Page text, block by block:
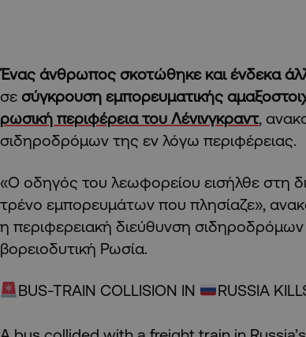
Ένας άνθρωπος σκοτώθηκε και ένδεκα
σε σύγκρουση εμπορευματικής
ρωσική περιφέρεια του Λένινγκραντ,
σιδηροδρόμων της εν λόγω περιφέρειας.
«Ο οδηγός του λεωφορείου εισήλθε στη
τρένο εμπορευμάτων που πλησίαζε»,
η περιφερειακή διεύθυνση σιδηροδρόμων
βορειοδυτική Ρωσία.
BUS-TRAIN COLLISION IN RUSSIA